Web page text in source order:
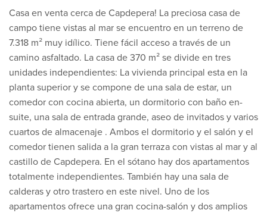
Casa en venta cerca de Capdepera! La preciosa casa de
campo tiene vistas al mar se encuentro en un terreno de
7.318 m² muy idílico. Tiene fácil acceso a través de un
camino asfaltado. La casa de 370 m² se divide en tres
unidades independientes: La vivienda principal esta en la
planta superior y se compone de una sala de estar, un
comedor con cocina abierta, un dormitorio con baño en-
suite, una sala de entrada grande, aseo de invitados y varios
cuartos de almacenaje . Ambos el dormitorio y el salón y el
comedor tienen salida a la gran terraza con vistas al mar y al
castillo de Capdepera. En el sótano hay dos apartamentos
totalmente independientes. También hay una sala de
calderas y otro trastero en este nivel. Uno de los
apartamentos ofrece una gran cocina-salón y dos amplios